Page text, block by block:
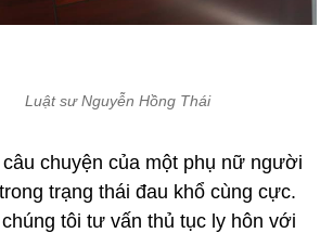
Luật sư Nguyễn Hồng Thái
chuyện của một phụ nữ người
trạng thái đau khổ cùng cực.
tôi tư vấn thủ tục ly hôn với